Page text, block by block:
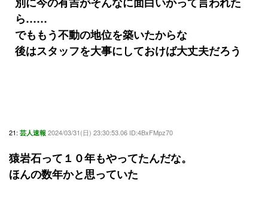
ら……
でももう不動の地位を築いたからな
後はスタッフを大事にしておけば大丈夫だろう
21: 芸人速報 2024/03/31(日) 23:30:53.06 ID:4BxFMpz70
猿岩石って１０年もやってたんだな。
ほんの数年かと思っていた